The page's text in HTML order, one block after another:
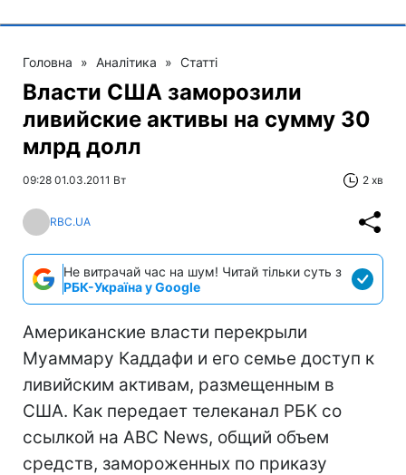
Головна » Аналітика » Статті
Власти США заморозили
ливийские активы на сумму 30
млрд долл
09:28 01.03.2011 Вт 2 хв
RBC.UA
Не витрачай час на шум! Читай тільки суть з
РБК-Україна у Google
Американские власти перекрыли
Муаммару Каддафи и его семье доступ к
ливийским активам, размещенным в
США. Как передает телеканал РБК со
ссылкой на ABC News, общий объем
средств, замороженных по приказу